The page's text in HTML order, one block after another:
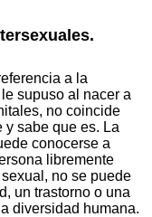
a la
supuso al nacer a
no coincide
y sabe que es. La
conocerse a
libremente
no se puede
un trastorno o una
diversidad humana.